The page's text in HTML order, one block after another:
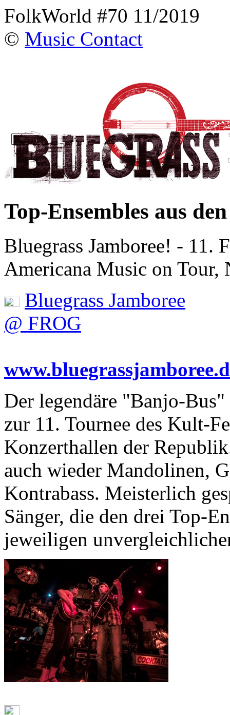
FolkWorld #70 11/2019
© Music Contact
Top-Ensembles aus
Bluegrass Jamboree! - 11.
Americana Music on Tour,
Bluegrass Jamboree
@ FROG
Der legendäre "Banjo-
zur 11. Tournee des Kult-
Konzerthallen der
auch wieder Mandolinen,
Kontrabass. Meisterlich
Sänger, die den drei Top-
jeweiligen